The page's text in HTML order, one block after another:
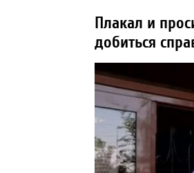
Плакал и
добиться